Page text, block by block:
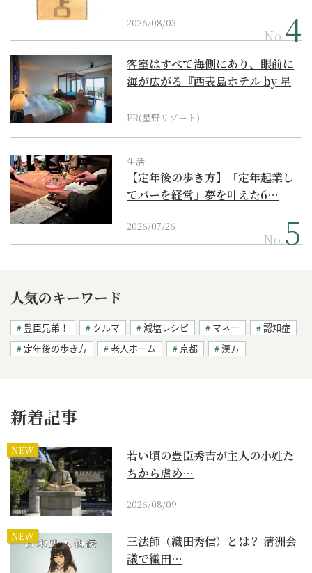
2026/08/03
No.
客室はすべて海側にあり、眼前に
海が広がる『西表島ホテル by 星
PR(星野リゾート)
生活
【定年後の歩き方】「定年起業し
てバーを経営」夢を叶えた6…
2026/07/26
No.
人気のキーワード
豊臣兄弟！ クルマ 減塩レシピ マネー
認知症
定年後の歩き方
老人ホーム 京都 漢方
新着記事
NEW
若い頃の豊臣秀吉が主人の小姓た
ちから虐め…
2026/08/09
NEW
三法師（織田秀信）とは？ 清洲会
議で織田…